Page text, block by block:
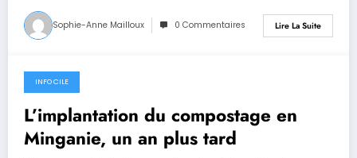
Sophie-Anne Mailloux 0 Commentaires Lire La Suite
21 juillet 2026
INFO CILE
L’implantation du compostage en
Minganie, un an plus tard